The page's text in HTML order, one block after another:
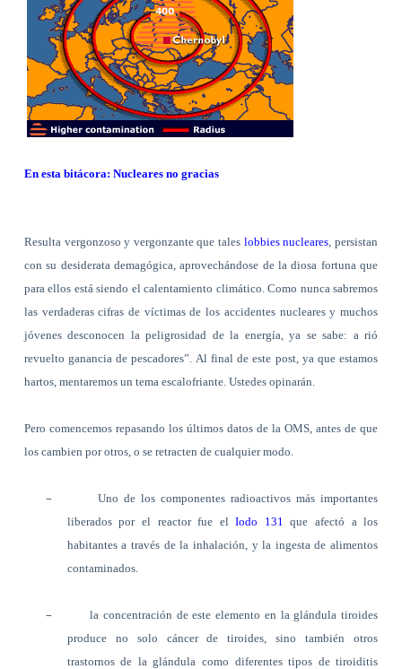
En esta bitácora: Nucleares no gracias
Resulta vergonzoso y vergonzante que tales lobbies nucleares , persistan
con su desiderata demagógica, aprovechándose de la diosa fortuna que
para ellos está siendo el calentamiento climático. Como nunca sabremos
las verdaderas cifras de víctimas de los accidentes nucleares y muchos
jóvenes desconocen la peligrosidad de la energía, ya se sabe: a rió
revuelto ganancia de pescadores”. Al final de este post, ya que estamos
hartos, mentaremos un tema escalofriante. Ustedes opinarán.
Pero comencemos repasando los últimos datos de la OMS, antes de que
los cambien por otros, o se retracten de cualquier modo.
–
Uno de los componentes radioactivos más importantes
liberados por el reactor fue elIodo 131que afectó a los
habitantes a través de la inhalación, y la ingesta de alimentos
contaminados.
–
la concentración de este elemento en la glándula tiroides
produce no solo cáncer de tiroides, sino también otros
trastornos de la glándula como diferentes tipos de tiroiditis